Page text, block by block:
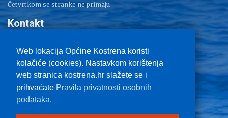
Web lokacija Općine Kostrena koristi
kolačiće (cookies). Nastavkom korištenja
web stranica kostrena.hr slažete se i
prihvaćate Pravila privatnosti osobnih
podataka.
Četvrtkom se stranke ne primaju
Kontakt
Tel: 051/ 209 000
Fax: 051/ 289 400
E-mail:kostrena@kostrena.hr
Kontakt informacije
Uvjeti korištenja
Pravo na pristup informacijama
Zaštita privatnosti